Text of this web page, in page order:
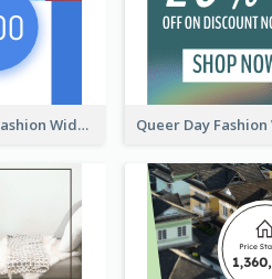
Summer Cosy Fashion Wide Skyscraper Banner